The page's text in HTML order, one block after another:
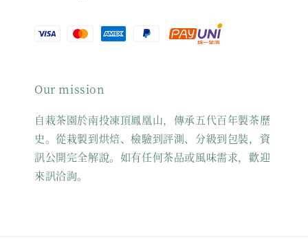
Our mission
自栽茶園於南投凍頂鳳凰山，傳承五代百年製茶歷
史。從栽製到烘焙、檢驗到評測、分級到包裝，資
訊公開完全解說。如有任何茶品或風味需求，歡迎
來訊洽詢。